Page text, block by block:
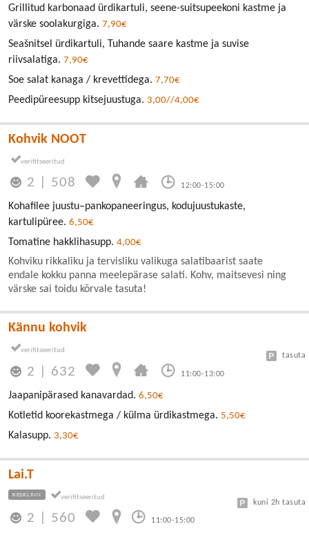
Grillitud karbonaad ürdikartuli, seene-suitsupeekoni kastme ja
värske soolakurgiga. 7,90€
Seašnitsel ürdikartuli, Tuhande saare kastme ja suvise
riivsalatiga. 7,90€
Soe salat kanaga / krevettidega. 7,70€
Peedipüreesupp kitsejuustuga. 3,00//4,00€
Kohvik NOOT
2 508 12:00-15:00
Kohafilee juustu–pankopaneeringus, kodujuustukaste,
kartulipüree. 6,50€
Tomatine hakklihasupp. 4,00€
Kohviku rikkaliku ja tervisliku valikuga salatibaarist saate
endale kokku panna meelepärase salati. Kohv, maitsevesi ning
värske sai toidu kõrvale tasuta!
Kännu kohvik
2 632 11:00-13:00
tasuta
Jaapanipärased kanavardad. 6,50€
Kotletid koorekastmega / külma ürdikastmega. 5,50€
Kalasupp. 3,30€
Lai.T
KESKLINN
2 560 11:00-15:00
kuni 2h tasuta